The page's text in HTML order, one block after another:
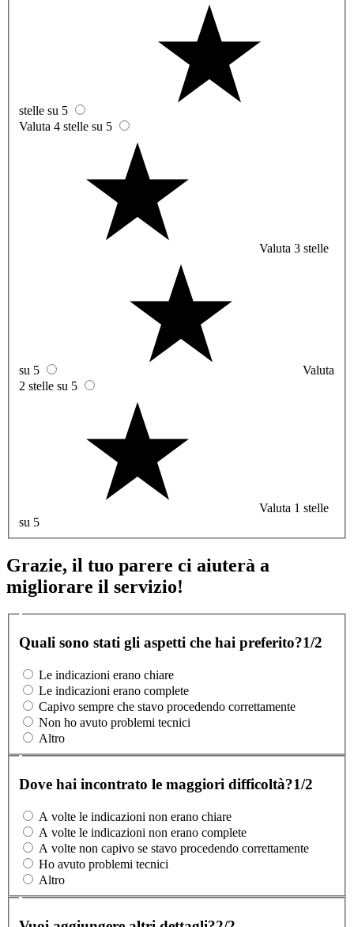
stelle su 5
Valuta 4 stelle su 5
Valuta 3 stelle
su 5
Valuta
2 stelle su 5
Valuta 1 stelle
su 5
Grazie, il tuo parere ci aiuterà a
migliorare il servizio!
Quali sono stati gli aspetti che hai preferito?1/2
Le indicazioni erano chiare
Le indicazioni erano complete
Capivo sempre che stavo procedendo correttamente
Non ho avuto problemi tecnici
Altro
Dove hai incontrato le maggiori difficoltà?1/2
A volte le indicazioni non erano chiare
A volte le indicazioni non erano complete
A volte non capivo se stavo procedendo correttamente
Ho avuto problemi tecnici
Altro